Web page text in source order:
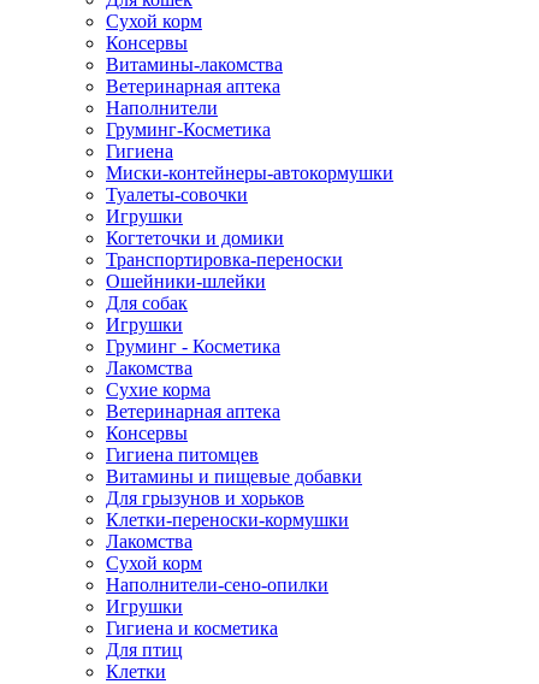
Сухой корм
Консервы
Витамины-лакомства
Ветеринарная аптека
Наполнители
Груминг-Косметика
Гигиена
Миски-контейнеры-автокормушки
Туалеты-совочки
Игрушки
Когтеточки и домики
Транспортировка-переноски
Ошейники-шлейки
Для собак
Игрушки
Груминг - Косметика
Лакомства
Сухие корма
Ветеринарная аптека
Консервы
Гигиена питомцев
Витамины и пищевые добавки
Для грызунов и хорьков
Клетки-переноски-кормушки
Лакомства
Сухой корм
Наполнители-сено-опилки
Игрушки
Гигиена и косметика
Для птиц
Клетки